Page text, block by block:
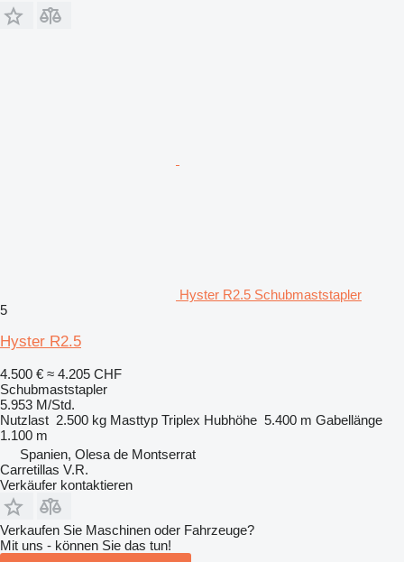
Hyster R2.5 Schubmaststapler
5
Hyster R2.5
4.500 € ≈ 4.205 CHF
Schubmaststapler
5.953 M/Std.
Nutzlast 2.500 kg Masttyp Triplex Hubhöhe 5.400 m Gabellänge
1.100 m
Spanien, Olesa de Montserrat
Carretillas V.R.
Verkäufer kontaktieren
Verkaufen Sie Maschinen oder Fahrzeuge?
Mit uns - können Sie das tun!